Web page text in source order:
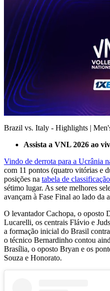
of
minutes,
seconds
Brazil vs. Italy - Highlights |
Assista a VNL 2026 ao
Vindo de derrota para a Ucrânia
com 11 pontos (quatro vitórias e
posições na tabela de
sétimo lugar. As sete melhores
avançam à Fase Final ao lado da
O levantador Cachopa, o oposto
Lucarelli, os centrais Flávio e
a formação inicial do Brasil
o técnico Bernardinho contou
Brasília, o oposto Bryan e os
Souza e Honorato.